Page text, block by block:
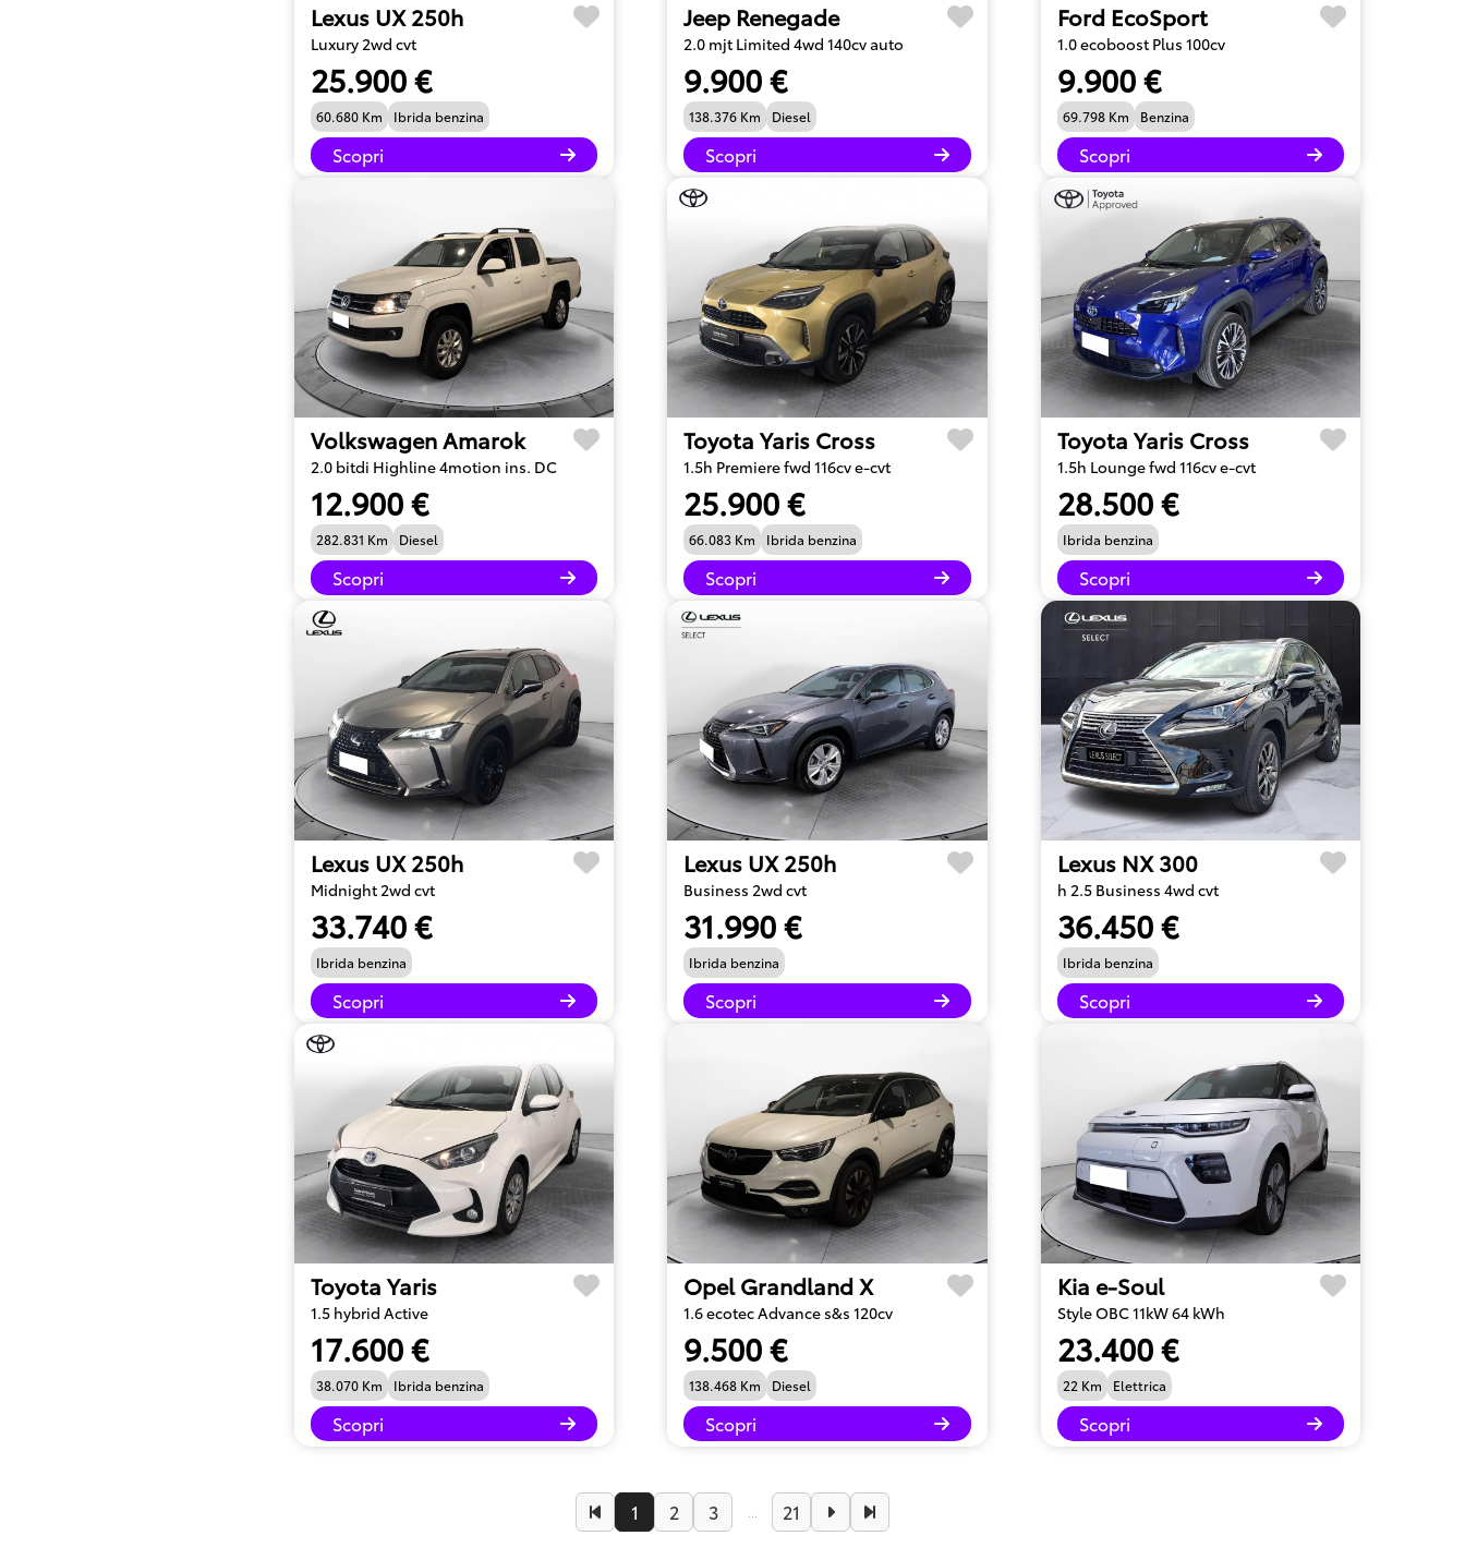
Lexus UX 250h
Luxury 2wd cvt
25.900 €
60.680 Km Ibrida benzina
Scopri
Jeep Renegade
2.0 mjt Limited 4wd 140cv auto
9.900 €
138.376 Km Diesel
Scopri
Ford EcoSport
1.0 ecoboost Plus 100cv
9.900 €
69.798 Km Benzina
Scopri
Volkswagen Amarok
2.0 bitdi Highline 4motion ins. DC
12.900 €
282.831 Km Diesel
Scopri
Toyota Yaris Cross
1.5h Premiere fwd 116cv e-cvt
25.900 €
66.083 Km Ibrida benzina
Scopri
Toyota Yaris Cross
1.5h Lounge fwd 116cv e-cvt
28.500 €
Ibrida benzina
Scopri
Lexus UX 250h
Midnight 2wd cvt
33.740 €
Ibrida benzina
Scopri
Lexus UX 250h
Business 2wd cvt
31.990 €
Ibrida benzina
Scopri
Lexus NX 300
h 2.5 Business 4wd cvt
36.450 €
Ibrida benzina
Scopri
Toyota Yaris
1.5 hybrid Active
17.600 €
38.070 Km Ibrida benzina
Scopri
Opel Grandland X
1.6 ecotec Advance s&s 120cv
9.500 €
138.468 Km Diesel
Scopri
Kia e-Soul
Style OBC 11kW 64 kWh
23.400 €
22 Km Elettrica
Scopri
1 2 3 21